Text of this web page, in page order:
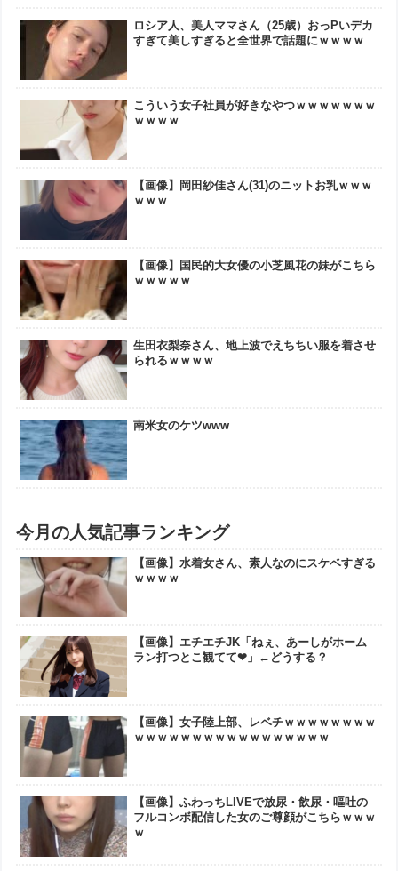
ロシア人、美人ママさん（25歳）おっPいデカ
すぎて美しすぎると全世界で話題にｗｗｗｗ
こういう女子社員が好きなやつｗｗｗｗｗｗｗ
ｗｗｗｗ
【画像】岡田紗佳さん(31)のニットお乳ｗｗｗ
ｗｗｗ
【画像】国民的大女優の小芝風花の妹がこちら
ｗｗｗｗｗ
生田衣梨奈さん、地上波でえちちい服を着させ
られるｗｗｗｗ
南米女のケツwww
今月の人気記事ランキング
【画像】水着女さん、素人なのにスケベすぎる
ｗｗｗｗ
【画像】エチエチJK「ねぇ、あーしがホーム
ラン打つとこ観てて❤」←どうする？
【画像】女子陸上部、レベチｗｗｗｗｗｗｗｗ
ｗｗｗｗｗｗｗｗｗｗｗｗｗｗｗｗｗ
【画像】ふわっちLIVEで放尿・飲尿・嘔吐の
フルコンボ配信した女のご尊顔がこちらｗｗｗ
ｗ